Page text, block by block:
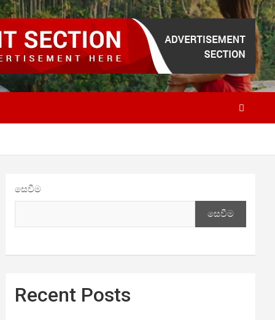
සෙවීම
සෙවීම
Recent Posts